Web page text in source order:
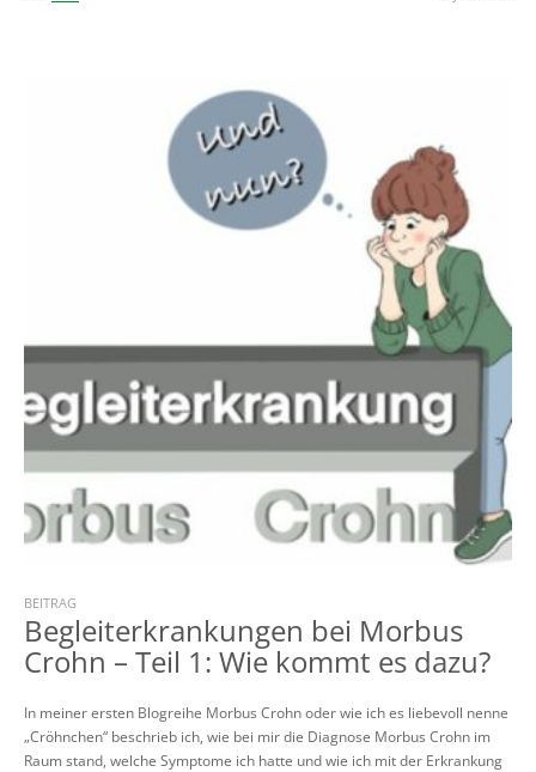
BEITRAG
Begleiterkrankungen bei Morbus
Crohn – Teil 1: Wie kommt es dazu?
In meiner ersten Blogreihe Morbus Crohn oder wie ich es liebevoll nenne
„Cröhnchen“ beschrieb ich, wie bei mir die Diagnose Morbus Crohn im
Raum stand, welche Symptome ich hatte und wie ich mit der Erkrankung